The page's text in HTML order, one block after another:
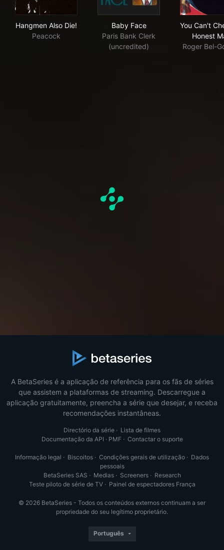
Hangmen Also Die!
Peacock
Baby Face
Paris Bank Clerk
(uncredited)
You Can't
Honest
Roger Bel-
A BetaSeries é a aplicação de referência para os fãs de séries
que assistem a plataformas de streaming. Descarregue a
aplicação gratuitamente, preencha a série que desejar, e receba
recomendações instantâneas.
Directório da série · Lista de filmes
Documentação da API · PMF· Contactar o suporte
Informação legal · Biscoitos · Condições gerais de utilização · Dados
pessoais
BetaSeries SAS · Medias· Screeners· Research
Teste piloto de série de TV· Painel de espectadores França
© 2026 BetaSeries - Todos os conteúdos externos continuam a ser
propriedade do seu legítimo proprietário.
Português